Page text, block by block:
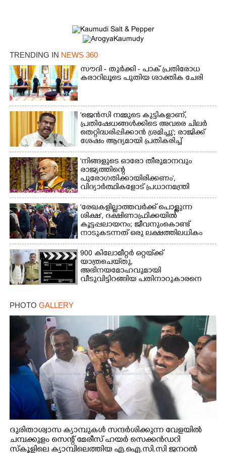
TRENDING IN NEWS 360
സൗദി - തുർക്കി - പാക് പ്രതിരോധ
കരാറിലൂടെ പുതിയ ശാക്തിക ചേരി
'ജെൻസി നമ്മുടെ കുട്ടികളാണ്,
പ്രതിഷേധങ്ങൾക്കിടെ അവരെ ചിലർ
തെറ്റിദ്ധരിപ്പിക്കാൻ ശ്രമിച്ചു'; രാജിക്ക്
ശേഷം ആദ്യമായി പ്രതികരിച്ച്
ധർമ്മേന്ദ്ര പ്രധാൻ
'നിങ്ങളുടെ ഓരോ തീരുമാനവും
രാജ്യത്തിന്റെ
പുരോഗതിക്കായിരിക്കണം',​
വിദ്യാർത്ഥികളോട് പ്രധാനമന്ത്രി
'രേഖകളില്ലാത്തവർക്ക് പൊള്ളുന്ന
ശിക്ഷ', ദക്ഷിണാഫ്രിക്കയിൽ
കൂട്ടപ്പലായനം; ജീവനുംകൊണ്ട്
നാടുകടന്നത് ഒരു ലക്ഷത്തിലധികം
പേർ
900 കിലോമീറ്റർ ഒറ്റയ്‌ക്ക്
യാത്രചെ‌യ്‌തു,​
അഭിനയമോഹവുമായി
വീടുവിട്ടിറങ്ങിയ പതിനാറുകാരനെ
PHOTO GALLERY
ദുരിതാശ്വാസ ക്യാമ്പുകൾ സന്ദർശിക്കുന്ന വേളയിൽ
ചമ്പക്കുളം സെന്റ് മേരീസ് ഹയർ സെക്കൻഡറി
സ്കൂളിലെ ക്യാമ്പിലെത്തിയ എ.ഐ.സി.സി ജനറൽ